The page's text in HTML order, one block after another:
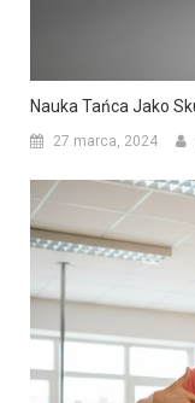
Nauka Tańca Jako
27 marca, 2024